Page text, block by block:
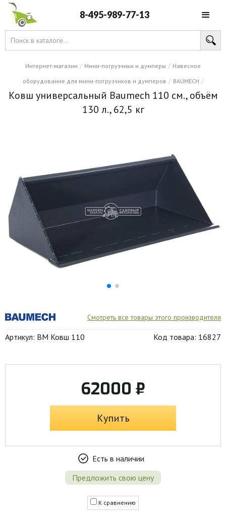
8-495-989-77-13
Интернет-магазин / Мини-погрузчики и думперы / Навесное
оборудование для мини-погрузчиков и думперов / BAUMECH /
Ковш универсальный Baumech 110 см., объём
130 л., 62,5 кг
Смотреть все товары этого производителя
Артикул: BM Ковш 110 Код товара: 16827
62000 ₽
Купить
Есть в наличии
Предложить свою цену
К сравнению